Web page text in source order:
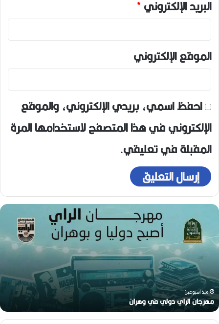
البريد الإلكتروني*
الموقع الإلكتروني
احفظ اسمي، بريدي الإلكتروني، والموقع
الإلكتروني في هذا المتصفح لاستخدامها المرة
المقبلة في تعليقي.
م
ر
ج
ا
ن
ا
ل
ر
ا
ي
منذ أسبوعين
مهرجان الراي دولي في وهران